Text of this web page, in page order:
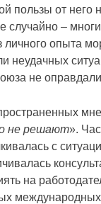
пользы от него
случайно –
опыта
неудачных
не
не решают».
с
на